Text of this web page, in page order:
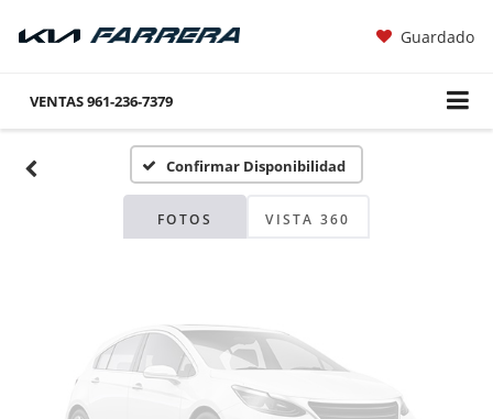
Guardado
VENTAS961-236-7379
Confirmar Disponibilidad
FOTOS VISTA 360
Fotos No
Disponibles
Por favor, revise luego